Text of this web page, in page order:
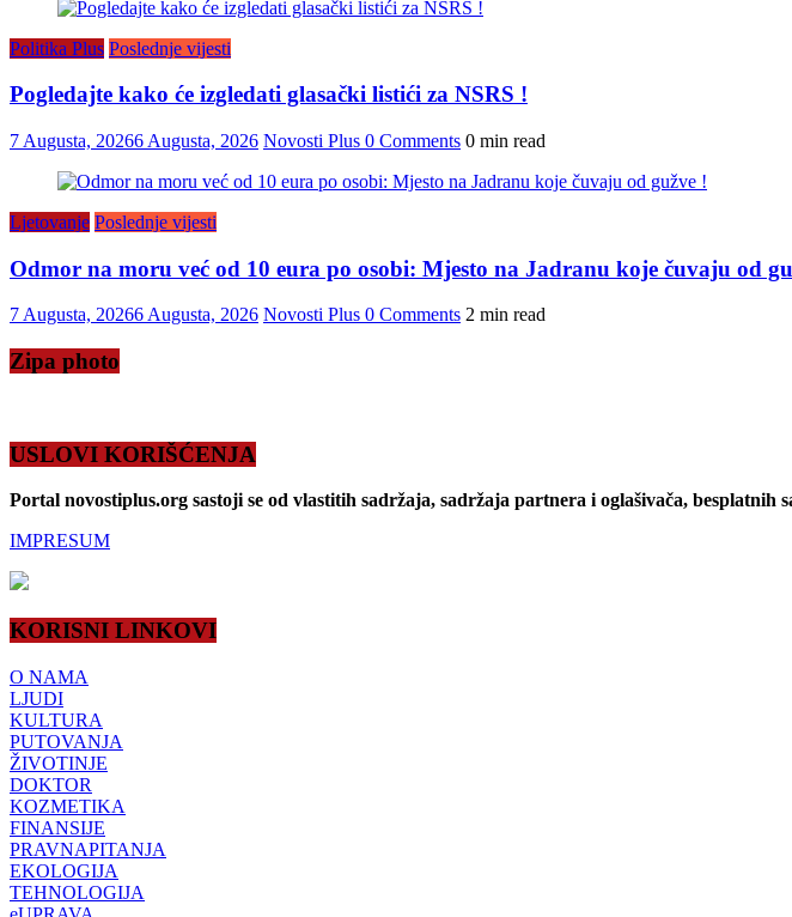
Politika Plus Poslednje vijesti
Pogledajte kako će izgledati glasački listići za NSRS !
7 Augusta, 20266 Augusta, 2026 Novosti Plus 0 Comments 0 min read
Ljetovanje Poslednje vijesti
Odmor na moru već od 10 eura po osobi: Mjesto na Jadranu koje čuvaju od
7 Augusta, 20266 Augusta, 2026 Novosti Plus 0 Comments 2 min read
Zipa photo
USLOVI KORIŠĆENJA
Portal novostiplus.org sastoji se od vlastitih sadržaja, sadržaja partnera i oglašivača,
IMPRESUM
KORISNI LINKOVI
O NAMA
LJUDI
KULTURA
PUTOVANJA
ŽIVOTINJE
DOKTOR
KOZMETIKA
FINANSIJE
PRAVNAPITANJA
EKOLOGIJA
TEHNOLOGIJA